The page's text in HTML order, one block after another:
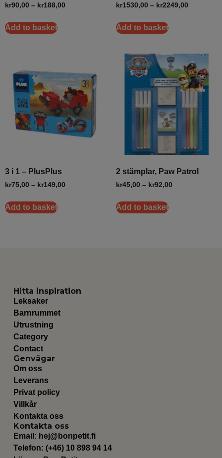
kr90,00 – kr188,00
Add to basket
kr1530,00 – kr2249,00
Add to basket
3 i 1 – PlusPlus
kr75,00 – kr149,00
Add to basket
2 stämplar, Paw Patrol
kr45,00 – kr92,00
Add to basket
Hitta inspiration
Leksaker
Barnrummet
Utrustning
Category
Contact
Genvägar
Om oss
Leverans
Privat policy
Villkår
Kontakta oss
Kontakta oss
Email: hej@bonpetit.fi
Telefon: (+46) 10 898 94 14